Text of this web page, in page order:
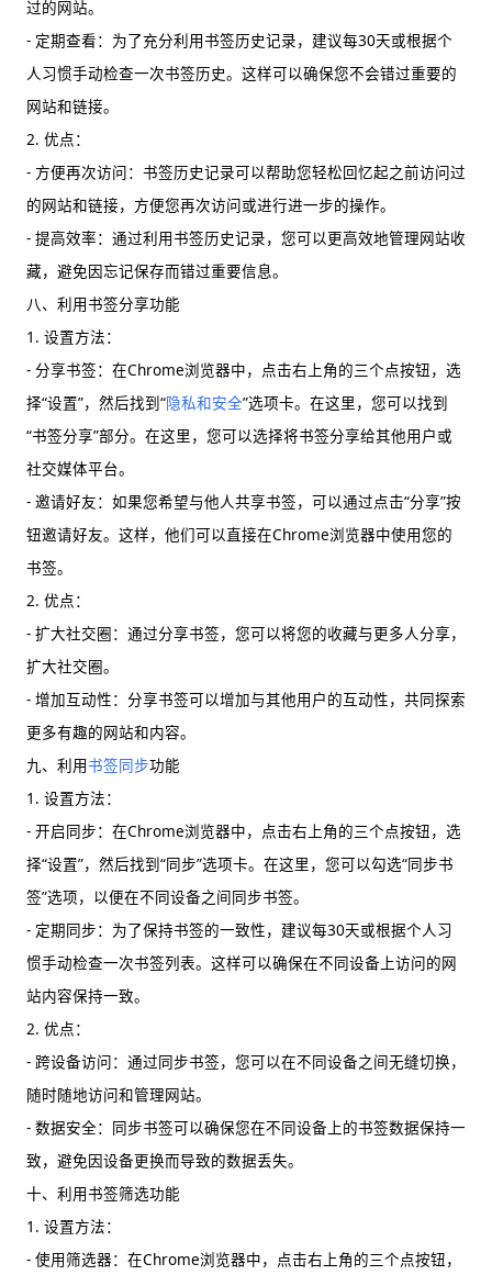
过的网站。
- 定期查看：为了充分利用书签历史记录，建议每30天或根据个
人习惯手动检查一次书签历史。这样可以确保您不会错过重要的
网站和链接。
2. 优点：
- 方便再次访问：书签历史记录可以帮助您轻松回忆起之前访问过
的网站和链接，方便您再次访问或进行进一步的操作。
- 提高效率：通过利用书签历史记录，您可以更高效地管理网站收
藏，避免因忘记保存而错过重要信息。
八、利用书签分享功能
1. 设置方法：
- 分享书签：在Chrome浏览器中，点击右上角的三个点按钮，选
择“设置”，然后找到“隐私和安全”选项卡。在这里，您可以找到
“书签分享”部分。在这里，您可以选择将书签分享给其他用户或
社交媒体平台。
- 邀请好友：如果您希望与他人共享书签，可以通过点击“分享”按
钮邀请好友。这样，他们可以直接在Chrome浏览器中使用您的
书签。
2. 优点：
- 扩大社交圈：通过分享书签，您可以将您的收藏与更多人分享，
扩大社交圈。
- 增加互动性：分享书签可以增加与其他用户的互动性，共同探索
更多有趣的网站和内容。
九、利用书签同步功能
1. 设置方法：
- 开启同步：在Chrome浏览器中，点击右上角的三个点按钮，选
择“设置”，然后找到“同步”选项卡。在这里，您可以勾选“同步书
签”选项，以便在不同设备之间同步书签。
- 定期同步：为了保持书签的一致性，建议每30天或根据个人习
惯手动检查一次书签列表。这样可以确保在不同设备上访问的网
站内容保持一致。
2. 优点：
- 跨设备访问：通过同步书签，您可以在不同设备之间无缝切换，
随时随地访问和管理网站。
- 数据安全：同步书签可以确保您在不同设备上的书签数据保持一
致，避免因设备更换而导致的数据丢失。
十、利用书签筛选功能
1. 设置方法：
- 使用筛选器：在Chrome浏览器中，点击右上角的三个点按钮，